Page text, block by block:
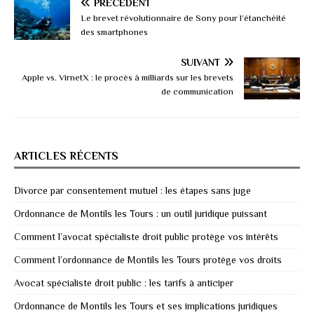
PRÉCÉDENT
Le brevet révolutionnaire de Sony pour l’étanchéité
des smartphones
SUIVANT
Apple vs. VirnetX : le procès à milliards sur les brevets
de communication
ARTICLES RÉCENTS
Divorce par consentement mutuel : les étapes sans juge
Ordonnance de Montils les Tours : un outil juridique puissant
Comment l’avocat spécialiste droit public protège vos intérêts
Comment l’ordonnance de Montils les Tours protège vos droits
Avocat spécialiste droit public : les tarifs à anticiper
Ordonnance de Montils les Tours et ses implications juridiques